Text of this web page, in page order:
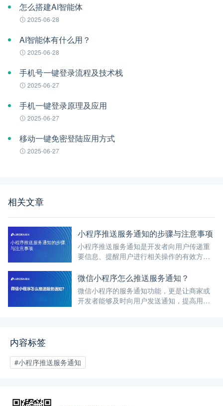
怎么搭建AI智能体
2025-06-28
AI智能体有什么用？
2025-06-28
手机号一键登录流程及技术栈
2025-06-27
手机一键登录原理及应用
2025-06-27
移动一键免密登陆应用方式
2025-06-27
相关文章
小程序推送服务通知的步骤与注意事项
小程序推送服务通知是开发者向用户传递重
要信息、提醒用户进行相关操作的有效方
步骤、注意事项，以及极光科技在相关业务
场景的支持能力介绍。
微信小程序怎么推送服务通知？
微信小程序的服务通知功能，更是让商家或
开发者能够及时向用户发送通知，提高用户
内容标签
#小程序推送服务通知